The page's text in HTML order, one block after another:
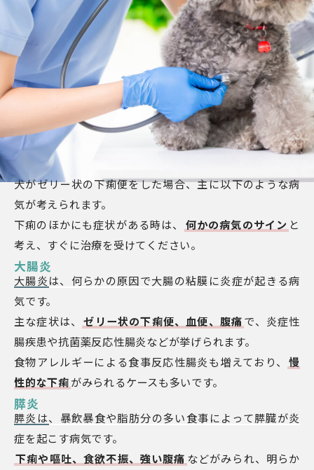
犬がゼリー状の下痢便をした場合、主に以下のような病
気が考えられます。
下痢のほかにも症状がある時は、
何かの病気のサイン と
考え、すぐに治療を受けてください。
大腸炎
大腸炎は、何らかの原因で大腸の粘膜に炎症が起きる病
気です。
主な症状は、 ゼリー状の下痢便、血便、腹痛で、炎症性
腸疾患や抗菌薬反応性腸炎などが挙げられます。
食物アレルギーによる食事反応性腸炎も増えており、 慢
性的な下痢がみられるケースも多いです。
膵炎
膵炎は、暴飲暴食や脂肪分の多い食事によって膵臓が炎
症を起こす病気です。
下痢や嘔吐、食欲不振、強い腹痛 などがみられ、明らか